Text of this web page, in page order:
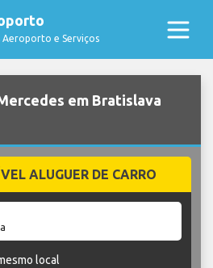
Aeroporto e Serviços
em Bratislava
ALUGUER DE CARRO
local